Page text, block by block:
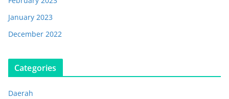
January 2023
December 2022
Categories
Daerah